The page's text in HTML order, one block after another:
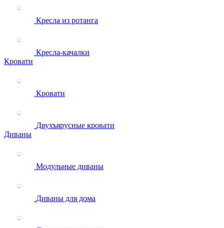
Кресла из ротанга
Кресла-качалки
Кровати
Кровати
Двухъярусные кровати
Диваны
Модульные диваны
Диваны для дома